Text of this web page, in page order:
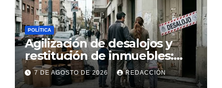
POLÍTICA
Agilización de desalojos y
restitución de inmuebles:
Qué se votó y cómo impacta
en el vecino de a pie
7 DE AGOSTO DE 2026 REDACCIÓN